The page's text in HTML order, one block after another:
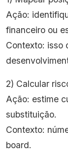
Ação:
financeiro ou
Contexto: isso
2) Calcular
Ação: estime
substituição.
Contexto:
board.